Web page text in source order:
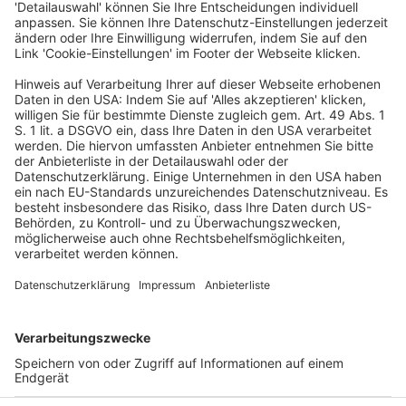
peruanischen Bergführers Lliuya gegen
RWE
Veröffentlicht am 28. Mai 2025 rö
Ein bedeutender Prozess im Rahmen der aktuellen
Klimawandel-Debatte ist am 28.5.2025 am
Oberlandesgericht Hamm zu Ende gegangen. Nach
intensiver Beweisaufnahme, die unter anderem eine
mehrtägige Ortsbesichtigung in Peru im Mai […]
WEITERLESEN
Wirtschaftsrecht
VERLAG